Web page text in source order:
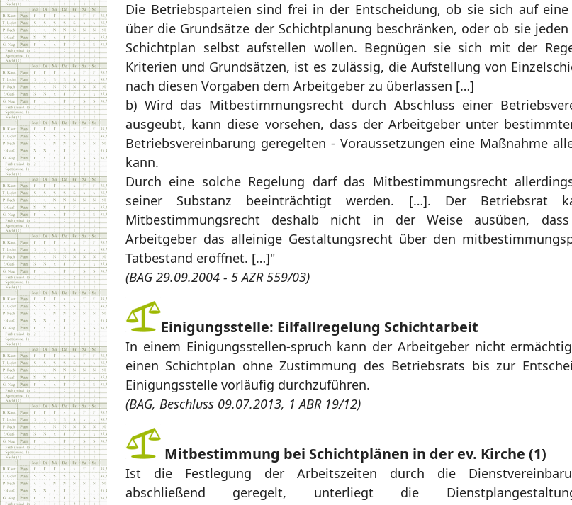
Die Betriebsparteien sind frei in der Entscheidung, ob sie sich auf eine
über die Grundsätze der Schichtplanung beschränken, oder ob sie jeden
Schichtplan selbst aufstellen wollen. Begnügen sie sich mit der
Kriterien und Grundsätzen, ist es zulässig, die Aufstellung von
nach diesen Vorgaben dem Arbeitgeber zu überlassen […]
b) Wird das Mitbestimmungsrecht durch Abschluss einer
ausgeübt, kann diese vorsehen, dass der Arbeitgeber unter
Betriebsvereinbarung geregelten - Voraussetzungen eine Maßnahme
kann.
Durch eine solche Regelung darf das Mitbestimmungsrecht
seiner Substanz beeinträchtigt werden. […]. Der Betriebsrat
Mitbestimmungsrecht deshalb nicht in der Weise ausüben,
Arbeitgeber das alleinige Gestaltungsrecht über den
Tatbestand eröffnet. […]"
(BAG 29.09.2004 - 5 AZR 559/03)
Einigungsstelle: Eilfallregelung Schichtarbeit
In einem Einigungsstellen-spruch kann der Arbeitgeber nicht
einen Schichtplan ohne Zustimmung des Betriebsrats bis zur
Einigungsstelle vorläufig durchzuführen.
(BAG, Beschluss 09.07.2013, 1 ABR 19/12)
Mitbestimmung bei Schichtplänen in der ev. Kirche (1)
Ist die Festlegung der Arbeitszeiten durch die
abschließend geregelt, unterliegt die